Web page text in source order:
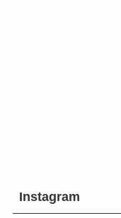
Instagram